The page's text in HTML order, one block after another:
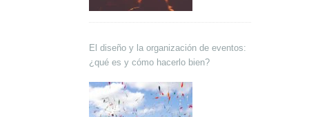
El diseño y la organización de eventos:
¿qué es y cómo hacerlo bien?